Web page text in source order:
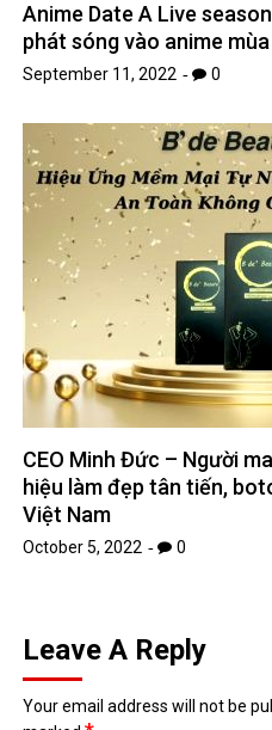
Anime Date A Live
phát sóng vào anime
September 11, 2022 0
CEO Minh Đức – Người
hiệu làm đẹp tân tiến,
Việt Nam
October 5, 2022 0
Leave A Reply
Your email address will not be